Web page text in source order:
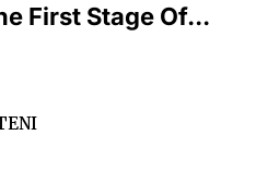
First Stage Of...